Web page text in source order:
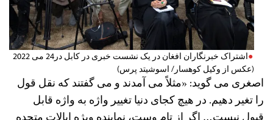
اشتراک خبرنگاران افغان در یک نشست خبری در کابل در24 می 2022
(عکس از وکیل کوهسار/ اسوشیتد پرس)
اصغری می ‌گوید: «مثلاً می‌ آمدند و می‌ گفتند که نقل قول
را تغیر دهیم. در هیچ کجای دنیا تغییر واژه به واژه قابل